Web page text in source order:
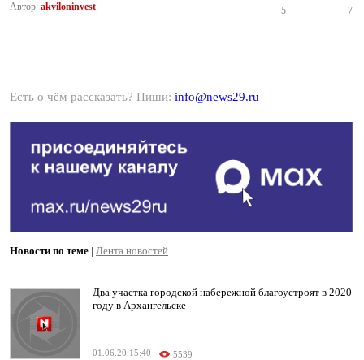
Автор: akviloninvest 5 7
Есть о чём рассказать? Пиши: info@news29.ru
Новости по теме | Лента новостей
Два участка городской набережной благоустроят в 2020
году в Архангельске
01.06.20 15:40 5539